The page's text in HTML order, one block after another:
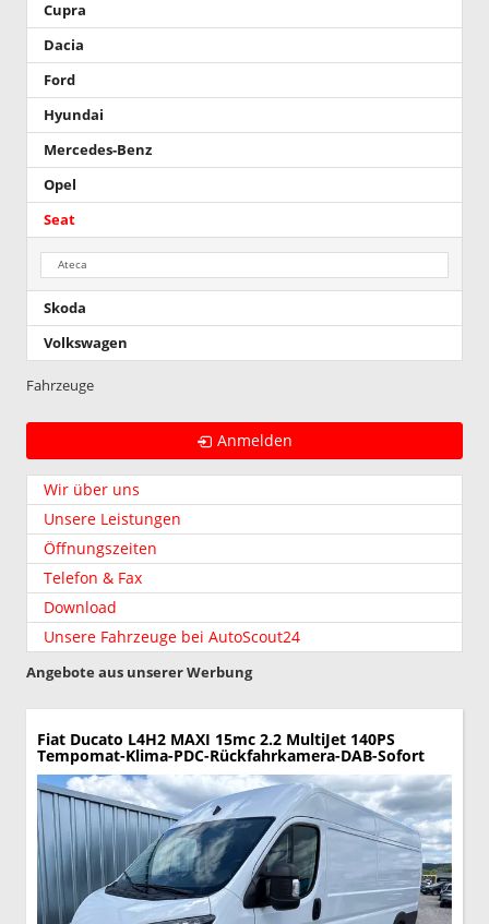
Cupra
Dacia
Ford
Hyundai
Mercedes-Benz
Opel
Seat
Ateca
Skoda
Volkswagen
Fahrzeuge
Anmelden
Wir über uns
Unsere Leistungen
Öffnungszeiten
Telefon & Fax
Download
Unsere Fahrzeuge bei AutoScout24
Angebote aus unserer Werbung
Fiat Ducato L4H2 MAXI 15mc 2.2 MultiJet 140PS
Tempomat-Klima-PDC-Rückfahrkamera-DAB-Sofort